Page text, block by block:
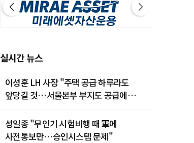
실시간 뉴스
이성훈 LH 사장 "주택 공급 하루라도
앞당길 것…서울본부 부지도 공급에
성일종 "무인기 시험비행 때 軍에
사전통보만…승인시스템 문제"